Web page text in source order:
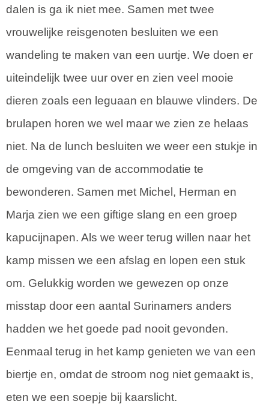
dalen is ga ik niet mee. Samen met twee
vrouwelijke reisgenoten besluiten we een
wandeling te maken van een uurtje. We doen er
uiteindelijk twee uur over en zien veel mooie
dieren zoals een leguaan en blauwe vlinders. De
brulapen horen we wel maar we zien ze helaas
niet. Na de lunch besluiten we weer een stukje in
de omgeving van de accommodatie te
bewonderen. Samen met Michel, Herman en
Marja zien we een giftige slang en een groep
kapucijnapen. Als we weer terug willen naar het
kamp missen we een afslag en lopen een stuk
om. Gelukkig worden we gewezen op onze
misstap door een aantal Surinamers anders
hadden we het goede pad nooit gevonden.
Eenmaal terug in het kamp genieten we van een
biertje en, omdat de stroom nog niet gemaakt is,
eten we een soepje bij kaarslicht.